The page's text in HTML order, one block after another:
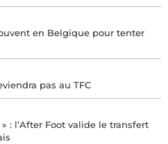
en Belgique pour tenter
pas au TFC
: l’After Foot valide le transfert